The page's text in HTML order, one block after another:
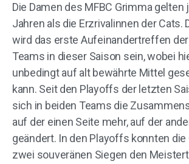
Die Damen des MFBC Grimma gelten
Jahren als die Erzrivalinnen der Cats.
wird das erste Aufeinandertreffen
Teams in dieser Saison sein, wobei
unbedingt auf alt bewährte Mittel
kann. Seit den Playoffs der letzten
sich in beiden Teams die
auf der einen Seite mehr, auf der
geändert. In den Playoffs konnten
zwei souveränen Siegen den